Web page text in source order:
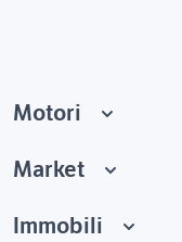
Motori
Market
Immobili